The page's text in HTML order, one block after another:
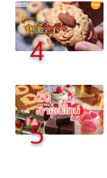
4
5